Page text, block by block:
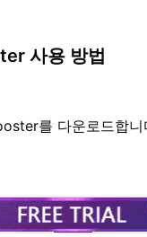
사용 방법
를 다운로드합니